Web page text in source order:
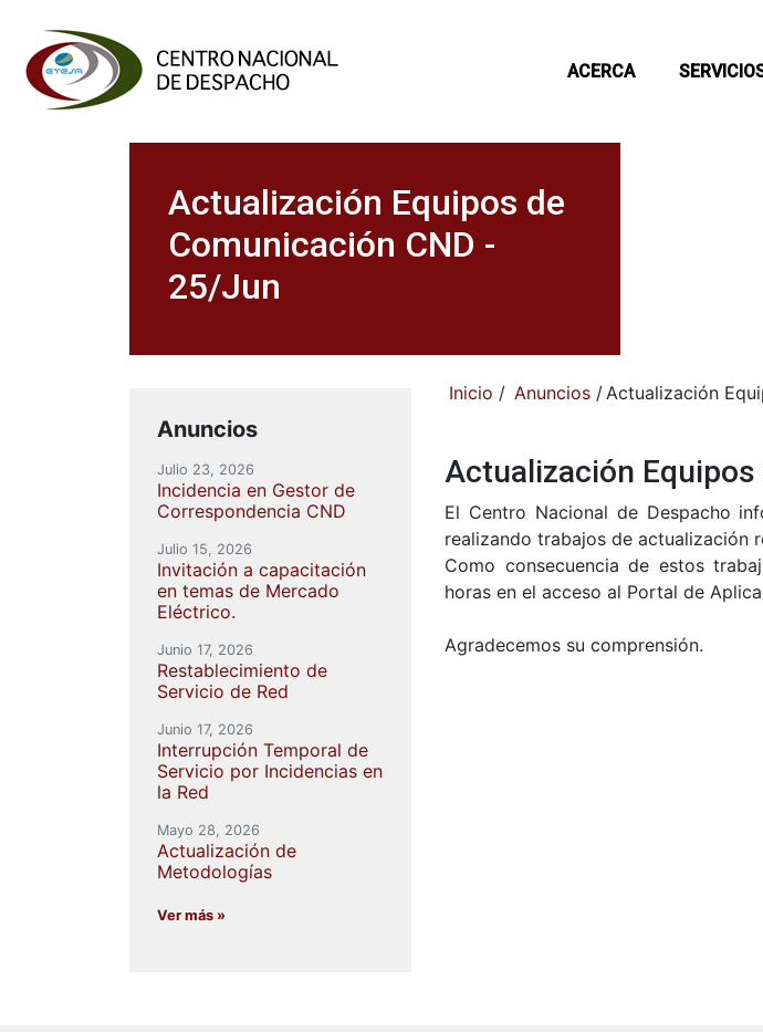
ACERCA
Actualización Equipos de
Comunicación CND -
25/Jun
Anuncios
Julio 23, 2026
Incidencia en Gestor de
Correspondencia CND
Julio 15, 2026
Invitación a capacitación
en temas de Mercado
Eléctrico.
Junio 17, 2026
Restablecimiento de
Servicio de Red
Junio 17, 2026
Interrupción Temporal de
Servicio por Incidencias en
la Red
Mayo 28, 2026
Actualización de
Metodologías
Ver más »
Inicio / Anuncios /Actualización
Actualización
El Centro Nacional de Despacho
realizando trabajos de actualización
Como consecuencia de estos
horas en el acceso al Portal de
Agradecemos su comprensión.